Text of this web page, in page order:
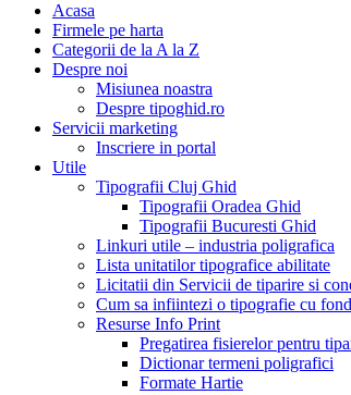
Acasa
Firmele pe harta
Categorii de la A la Z
Despre noi
Misiunea noastra
Despre tipoghid.ro
Servicii marketing
Inscriere in portal
Utile
Tipografii Cluj Ghid
Tipografii Oradea Ghid
Tipografii Bucuresti Ghid
Linkuri utile – industria poligrafica
Lista unitatilor tipografice abilitate
Licitatii din Servicii de tiparire si
Cum sa infiintezi o tipografie cu
Resurse Info Print
Pregatirea fisierelor pentru
Dictionar termeni poligrafici
Formate Hartie